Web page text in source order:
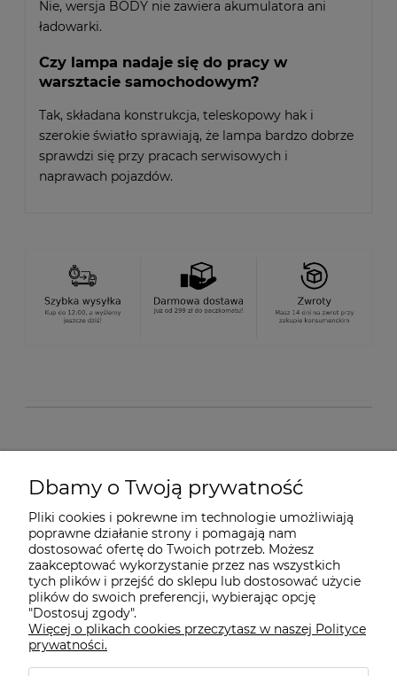
Nie, wersja BODY nie zawiera akumulatora ani
ładowarki.
Czy lampa nadaje się do pracy w
warsztacie samochodowym?
Tak, składana konstrukcja, teleskopowy hak i
szerokie światło sprawiają, że lampa bardzo dobrze
sprawdzi się przy pracach serwisowych i
naprawach pojazdów.
O nas
Dostawa i płatności
Pomoc
Gwarancja i Serwis
Dbamy o Twoją prywatność
Pliki cookies i pokrewne im technologie umożliwiają
poprawne działanie strony i pomagają nam
dostosować ofertę do Twoich potrzeb. Możesz
zaakceptować wykorzystanie przez nas wszystkich
tych plików i przejść do sklepu lub dostosować użycie
plików do swoich preferencji, wybierając opcję
"Dostosuj zgody".
Więcej o plikach cookies przeczytasz w naszej Polityce
prywatności.